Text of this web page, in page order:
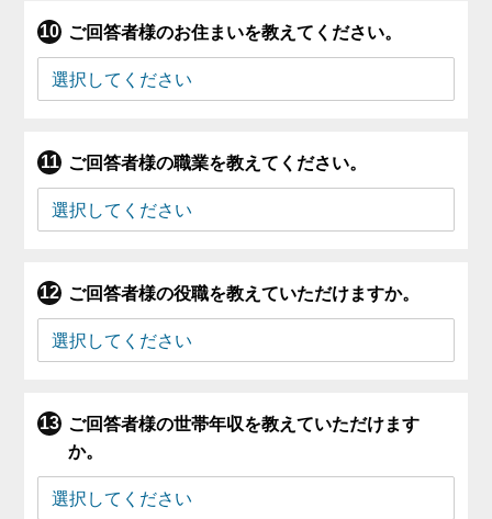
ご回答者様のお住まいを教えてください。
ご回答者様の職業を教えてください。
ご回答者様の役職を教えていただけますか。
ご回答者様の世帯年収を教えていただけます
か。